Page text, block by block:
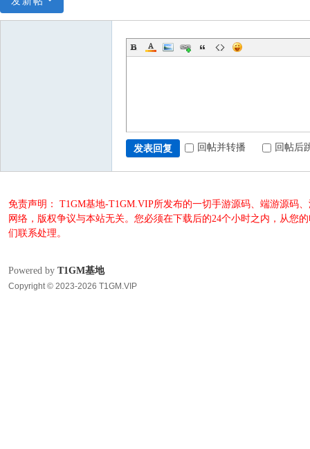
发表回复 回帖并转播 回帖后
免责声明： T1GM基地-T1GM.VIP所发布的一切手游源码、端游源码
网络，版权争议与本站无关。您必须在下载后的24个小时之内，从您
们联系处理。
Powered by T1GM基地
Copyright © 2023-2026 T1GM.VIP